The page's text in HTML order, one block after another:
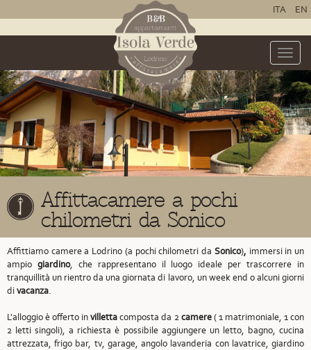
ITA EN
Toggle
Affittacamere a pochi
chilometri da Sonico
Affittiamo camere a Lodrino (a pochi chilometri da Sonico), immersi in un
ampio giardino, che rappresentano il luogo ideale per trascorrere in
tranquillità un rientro da una giornata di lavoro, un week end o alcuni giorni
divacanza.
L'alloggio è offerto invillettacomposta da 2camere( 1 matrimoniale, 1 con
2 letti singoli), a richiesta è possibile aggiungere un letto, bagno, cucina
attrezzata, frigo bar, tv, garage, angolo lavanderia con lavatrice, giardino